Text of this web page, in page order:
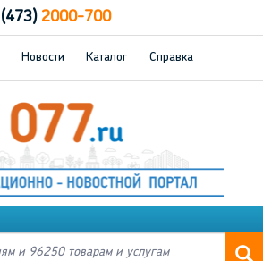
(473)2000-700
Новости Каталог Справка